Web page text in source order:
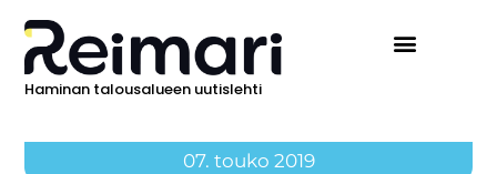
Haminan talousalueen uutislehti
07. touko 2019